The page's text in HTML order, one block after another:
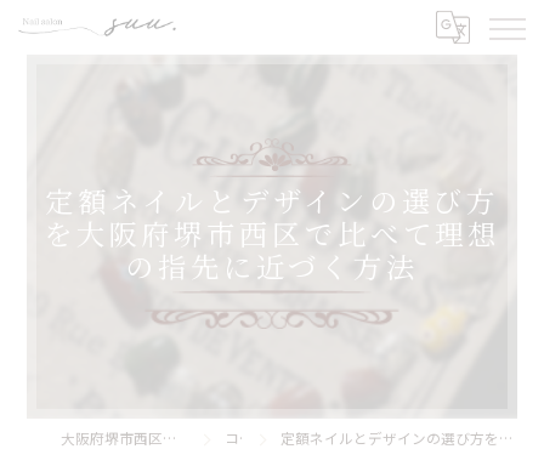
定額ネイルとデザインの選び方
を大阪府堺市西区で比べて理想
の指先に近づく方法
大阪府堺市西区のネイルならNail Salon Suu. コラム 定額ネイルとデザインの選び方を大阪府堺市西区で比べて理想の指先に近づく方法